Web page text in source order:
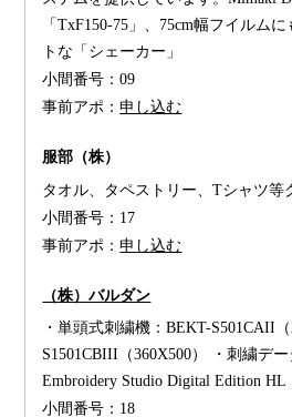
「TxF150-75」、75cm幅フイルム
トな「シェーカー」
小間番号：09
事前アポ：申し込む
服部（株）
タオル、タペストリー、Tシャツ等
小間番号： 17
事前アポ：申し込む
（株）バルダン
・単頭式刺繍機：BEKT-S501CAII
S1501CBIII（360X500） ・刺繍デ
Embroidery Studio Digital Edition HL
小間番号： 18